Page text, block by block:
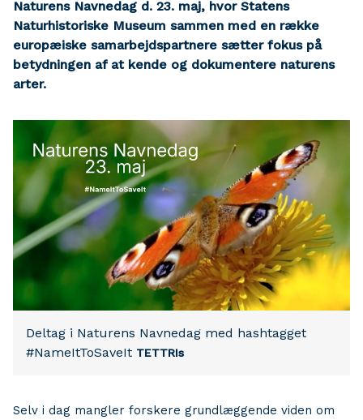
Naturens Navnedag d. 23. maj, hvor Statens
Naturhistoriske Museum sammen med en række
europæiske samarbejdspartnere sætter fokus på
betydningen af at kende og dokumentere naturens
arter.
Deltag i Naturens Navnedag med hashtagget
#NameItToSaveIt TETTRIs
Selv i dag mangler forskere grundlæggende viden om